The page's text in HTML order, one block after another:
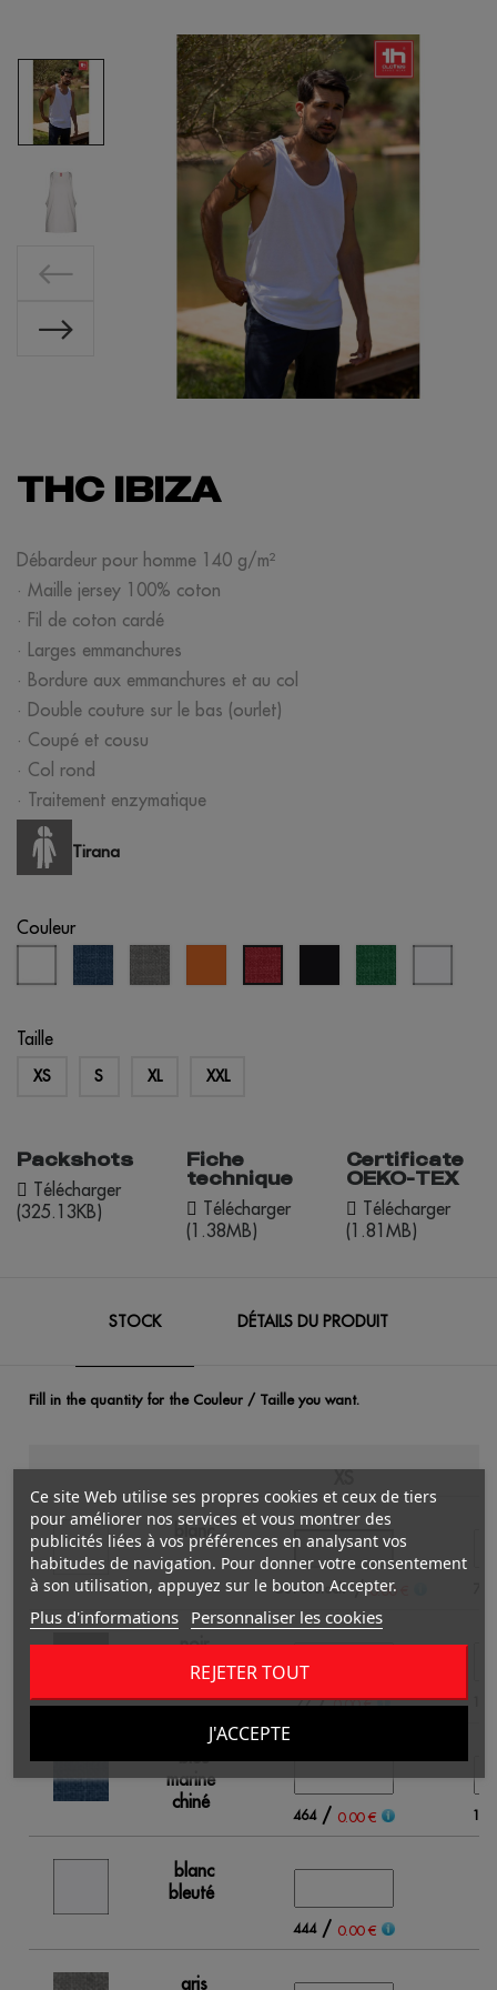
THC IBIZA
Débardeur pour homme 140 g/m²
· Maille jersey 100% coton
· Fil de coton cardé
· Larges emmanchures
· Bordure aux emmanchures et au col
· Double couture sur le bas (ourlet)
· Coupé et cousu
· Col rond
· Traitement enzymatique
Tirana
Couleur
chiné
chiné
bleuté
Taille
XS S XL XXL
Packshots
Télécharger
(325.13KB)
Fiche
technique
Télécharger
(1.38MB)
Certificate
OEKO-TEX
Télécharger
(1.81MB)
STOCK DÉTAILS DU PRODUIT
Fill in the quantity for the Couleur / Taille you want.
blanc
Out of stock/0.00 €
noir
77/0.00 €
bleu
marine
chiné
464/ 0.00 € 123
blanc
bleuté
444/ 0.00 €
gris
Ce site Web utilise ses propres cookies et ceux de tiers
pour améliorer nos services et vous montrer des
publicités liées à vos préférences en analysant vos
habitudes de navigation. Pour donner votre consentement
à son utilisation, appuyez sur le bouton Accepter.
Plus d'informations Personnaliser les cookies
REJETER TOUT
J'ACCEPTE